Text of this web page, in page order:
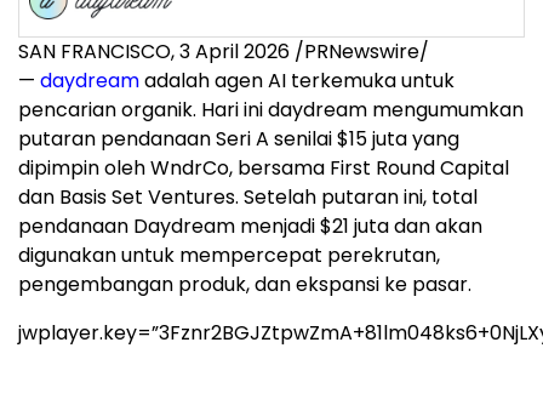
SAN FRANCISCO,3 April 2026 /PRNewswire/
— daydreamadalah agen AI terkemuka untuk
pencarian organik. Hari ini daydream mengumumkan
putaran pendanaan Seri A senilai $15 juta yang
dipimpin oleh WndrCo, bersama First Round Capital
dan Basis Set Ventures. Setelah putaran ini, total
pendanaan Daydream menjadi $21 juta dan akan
digunakan untuk mempercepat perekrutan,
pengembangan produk, dan ekspansi ke pasar.